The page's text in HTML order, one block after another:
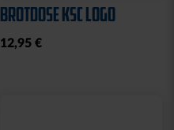
BROTDOSE KSC LOGO
12,95 €